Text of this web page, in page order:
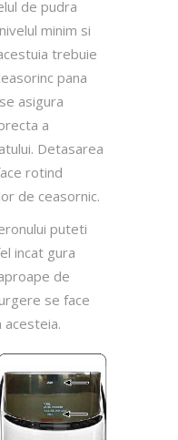
de pudra
minim si
trebuie
pana
asigura
a
Detasarea
rotind
de ceasornic.
puteti
incat gura
de
se face